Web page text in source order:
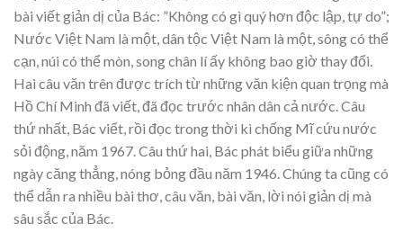
bài viết giản dị của Bác: ”Không có gì quý hơn độc lập, tự do”;
Nước Việt Nam là một, dân tộc Việt Nam là một, sông có thể
cạn, núi có thể mòn, song chân lí ấy không bao giờ thay đổi.
Hai câu văn trên được trích từ những văn kiện quan trọng mà
Hồ Chí Minh đã viết, đã đọc trước nhân dân cả nước. Câu
thứ nhất, Bác viết, rồi đọc trong thời kì chống Mĩ cứu nước
sỏi động, năm 1967. Câu thứ hai, Bác phát biểu giữa những
ngày căng thẳng, nóng bỏng đầu năm 1946. Chúng ta cũng có
thể dẫn ra nhiều bài thơ, câu văn, bài văn, lời nói giản dị mà
sâu sắc của Bác.